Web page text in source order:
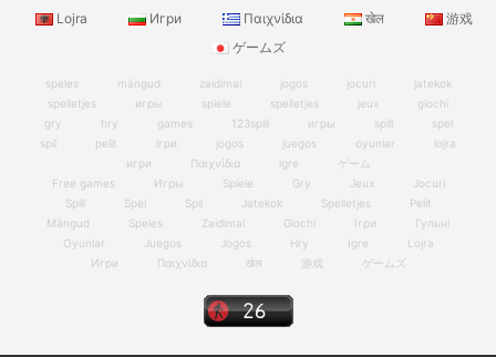
Lojra
Игри Παιχνίδια खेल
游戏
ゲームズ
speles mängud zaidimai jogos jocuri
jatekok
spelletjes
игры spiele spelletjes jeux
giochi
gry
hry games 123spill игры spill
spel
spil
pelit ігри jogos juegos oyunlar
lojra
игри
Παιχνίδια igre
ゲーム
Free games
Игры Spiele Gry Jeux
Jocuri
Spill
Spel Spil Jatekok Spelletjes
Pelit
Mängud
Speles Zaidimai Giochi Ігри
Гульні
Oyunlar
Juegos Jogos Hry Igre
Lojra
Игри
Παιχνίδια खेल 游戏 ゲームズ